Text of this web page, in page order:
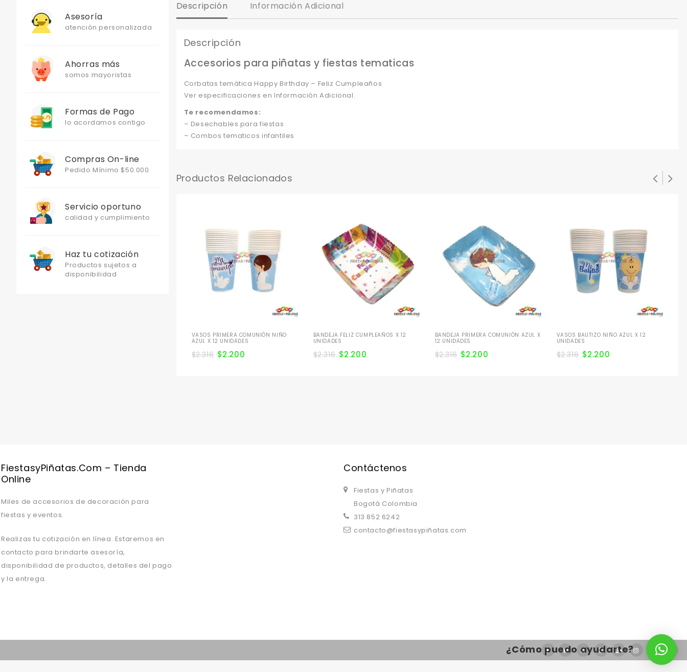
Descripción Información Adicional
Descripción
Accesorios para piñatas y fiestas tematicas
Corbatas temática Happy Birthday – Feliz Cumpleaños
Ver especificaciones en Información Adicional.
Te recomendamos:
– Desechables para fiestas
– Combos tematicos infantiles
Productos Relacionados
VASOS PRIMERA COMUNIÓN NIÑO
AZUL X 12 UNIDADES
$2.316 $2.200
BANDEJA FELIZ CUMPLEAÑOS X 12
UNIDADES
$2.316 $2.200
BANDEJA PRIMERA COMUNIÓN AZUL X
12 UNIDADES
$2.316 $2.200
VASOS BAUTIZO NIÑO AZUL X 12
UNIDADES
$2.316 $2.200
Asesoría
atención personalizada
Ahorras más
somos mayoristas
Formas de Pago
lo acordamos contigo
Compras On-line
Pedido Mínimo $50.000
Servicio oportuno
calidad y cumplimiento
Haz tu cotización
Productos sujetos a
disponibilidad
FiestasyPiñatas.com – Tienda
Online
Miles de accesorios de decoración para
fiestas y eventos.
Realizas tu cotización en línea. Estaremos en
contacto para brindarte asesoría,
disponibilidad de productos, detalles del pago
y la entrega.
Contáctenos
Fiestas y Piñatas
Bogotá Colombia
313 852 6242
contacto@fiestasypiñatas.com
¿Cómo puedo ayudarte?